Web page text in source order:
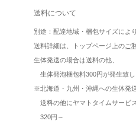
送料について
別途：配達地域・梱包サイズによ
送料詳細は、トップページ上のご
生体発送の場合は送料の他、
生体発泡梱包料300円が発生致
※北海道・九州・沖縄への生体発
送料の他にヤマトタイムサー
320円～